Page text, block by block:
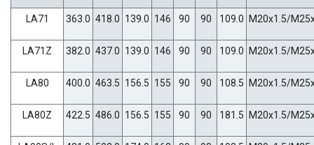
LA71 363.0 418.0 139.0 146 90 90 109.0 M20x1.5/
LA71Z 382.0 437.0 139.0 146 90 90 109.0 M20x1.5/
LA80 400.0 463.5 156.5 155 90 90 108.5 M20x1.5/
LA80Z 422.5 486.0 156.5 155 90 90 181.5 M20x1.5/